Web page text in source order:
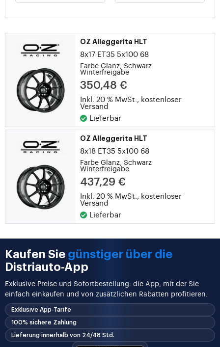
OZ Alleggerita HLT
8x17 ET35 5x100 68
Farbe Glanz, Schwarz
Winterfreigabe
350,48 €
Inkl. 20 % MwSt., kostenloser
Versand
Lieferbar
OZ Alleggerita HLT
8x18 ET35 5x100 68
Farbe Glanz, Schwarz
Winterfreigabe
437,29 €
Inkl. 20 % MwSt., kostenloser
Versand
Lieferbar
Kaufen Sie günstiger über die
Distriauto-App
Exklusive Preise und Sofortbestellung: die App, mit der Sie
einfach einkaufen und von zusätzlichen Rabatten profitieren.
Exklusive App-Tarife
100% sichere Zahlung
Lieferung innerhalb von 24/48 Std.